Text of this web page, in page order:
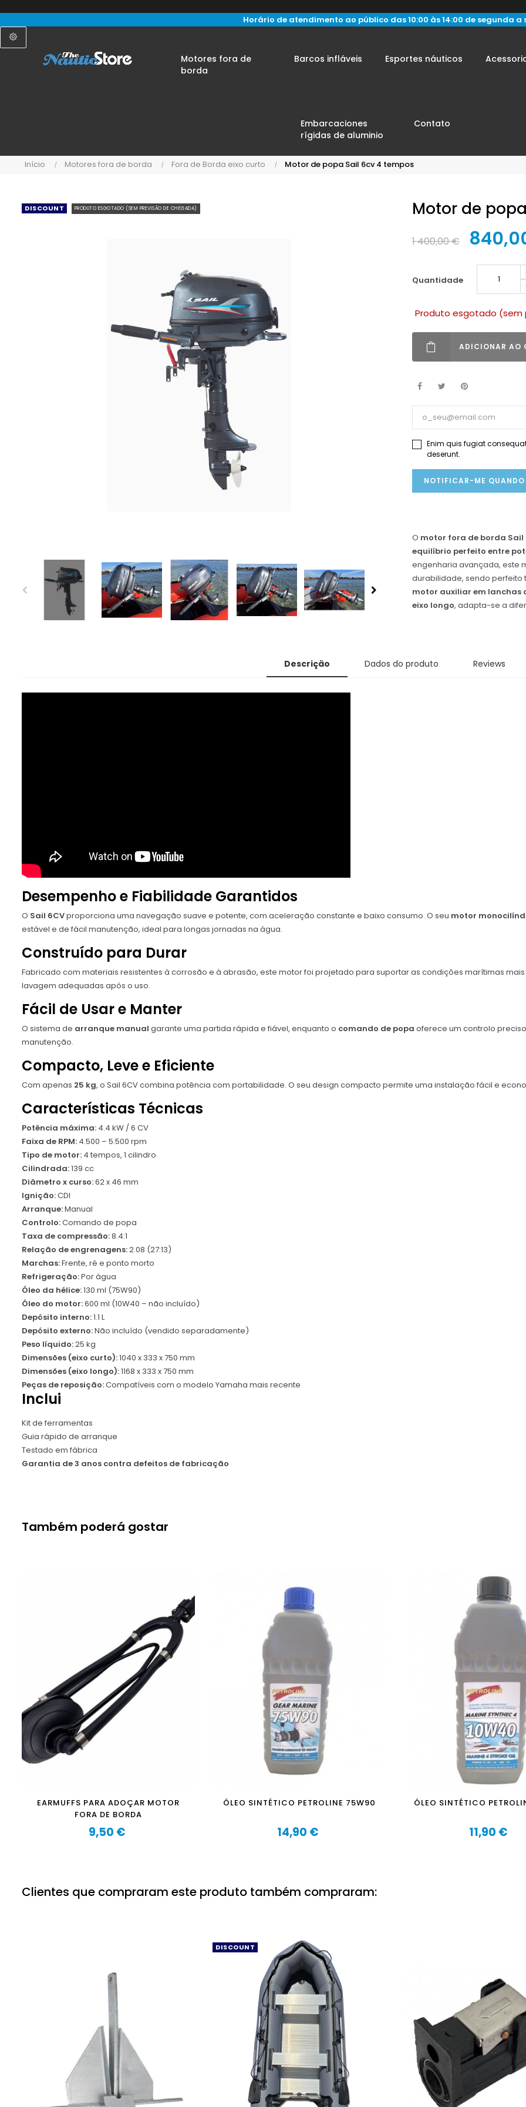
Horário de atendimento ao público das 10:00 às 14:00 de segunda a
Motores fora de
borda
Barcos infláveis Esportes náuticos
Embarcaciones
rígidas de aluminio
Contato
Início Motores fora de borda Fora de Borda eixo curto Motor de popa Sail 6cv 4 tempos
DISCOUNT PRODUTO ESGOTADO (SEM PREVISÃO DE CHEGADA) Motor de
1 400,00 €
quantidade
Produto esgotado (sem
ADICIONAR AO
Enim quis fugiat
deserunt.
NOTIFICAR-ME
O motor fora de borda Sail
equilíbrio perfeito entre
engenharia avançada, este
durabilidade, sendo
motor auxiliar em lanchas
eixo longo, adapta-se a
Descrição Dados do produto Reviews
Desempenho e Fiabilidade Garantidos
O Sail 6CVproporciona uma navegação suave e potente, com aceleração constante e baixo consumo. O seu motor
estável e de fácil manutenção, ideal para longas jornadas na água.
Construído para Durar
Fabricado com materiais resistentes à corrosão e à abrasão, este motor foi projetado para suportar as condições marítimas
lavagem adequadas após o uso.
Fácil de Usar e Manter
O sistema de arranque manual garante uma partida rápida e fiável, enquanto o comando de popa oferece um controlo
manutenção.
Compacto, Leve e Eficiente
Com apenas 25 kg, o Sail 6CV combina potência com portabilidade. O seu design compacto permite uma instalação fácil e
Características Técnicas
Potência máxima: 4.4 kW / 6 CV
Faixa de RPM: 4.500 – 5.500 rpm
Tipo de motor: 4 tempos, 1 cilindro
Cilindrada:139 cc
Diâmetro x curso:62 x 46 mm
Ignição:CDI
Arranque:Manual
Controlo:Comando de popa
Taxa de compressão:8.4:1
Relação de engrenagens:2.08 (27:13)
Marchas:Frente, ré e ponto morto
Refrigeração:Por água
Óleo da hélice:130 ml (75W90)
Óleo do motor:600 ml (10W40 – não incluído)
Depósito interno:1.1 L
Depósito externo:Não incluído (vendido separadamente)
Peso líquido:25 kg
Dimensões (eixo curto):1040 x 333 x 750 mm
Dimensões (eixo longo):1168 x 333 x 750 mm
Peças de reposição:Compatíveis com o modelo Yamaha mais recente
Inclui
Kit de ferramentas
Guia rápido de arranque
Testado em fábrica
Garantia de 3 anos contra defeitos de fabricação
Também poderá gostar
EARMUFFS PARA ADOÇAR MOTOR
FORA DE BORDA
Preço
9,50 €
ÓLEO SINTÉTICO PETROLINE 75W90
Preço
14,90 €
ÓLEO SINTÉTICO
Preço
11,90 €
Clientes que compraram este produto também compraram:
DISCOUNT